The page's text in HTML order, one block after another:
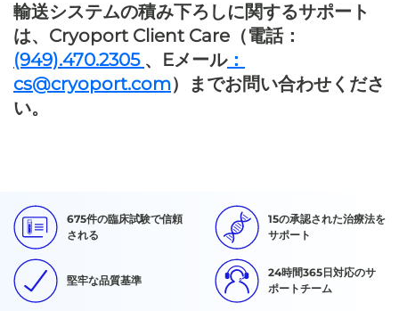
輸送システムの積み下ろしに関するサポート
は、Cryoport Client Care（電話：
(949).470.2305 、Eメール：
cs@cryoport.com）までお問い合わせくださ
い。
675件の臨床試験で信頼
される
15の承認された治療法を
サポート
堅牢な品質基準
24時間365日対応のサ
ポートチーム